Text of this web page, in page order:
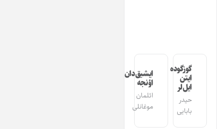
گوزگوده
ایتن
ایل‌لر
حیدر
بابایی
ایشیق‌دان
اؤنجه
ائلمان
موغانلی